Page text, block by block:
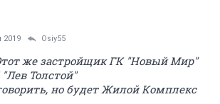
2019 Osiy55
же застройщик ГК "Новый Мир"
Толстой"
но будет Жилой Комплекс